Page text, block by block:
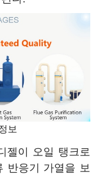
보
젤이 오일 탱크로
반응기 가열을 보